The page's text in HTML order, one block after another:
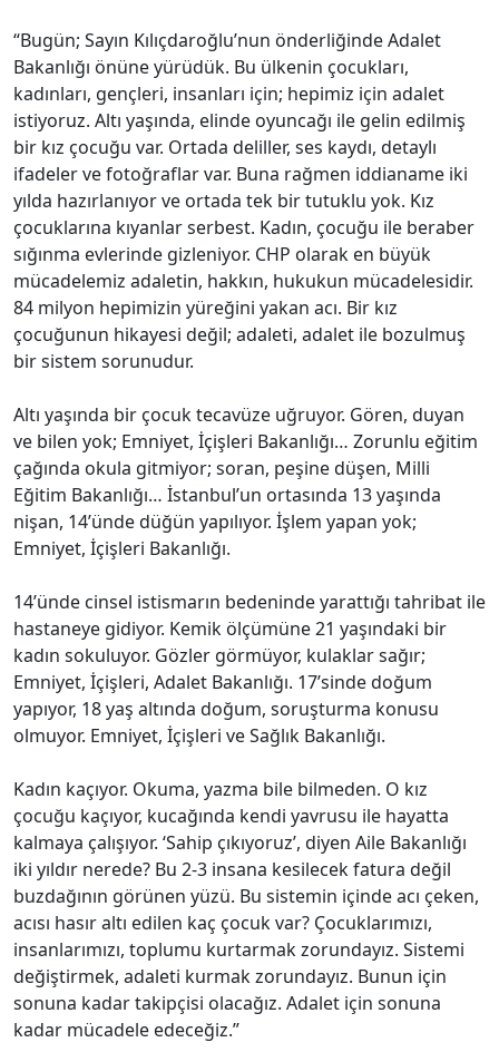
“Bugün; Sayın Kılıçdaroğlu’nun önderliğinde Adalet
Bakanlığı önüne yürüdük. Bu ülkenin çocukları,
kadınları, gençleri, insanları için; hepimiz için adalet
istiyoruz. Altı yaşında, elinde oyuncağı ile gelin edilmiş
bir kız çocuğu var. Ortada deliller, ses kaydı, detaylı
ifadeler ve fotoğraflar var. Buna rağmen iddianame iki
yılda hazırlanıyor ve ortada tek bir tutuklu yok. Kız
çocuklarına kıyanlar serbest. Kadın, çocuğu ile beraber
sığınma evlerinde gizleniyor. CHP olarak en büyük
mücadelemiz adaletin, hakkın, hukukun mücadelesidir.
84 milyon hepimizin yüreğini yakan acı. Bir kız
çocuğunun hikayesi değil; adaleti, adalet ile bozulmuş
bir sistem sorunudur.
Altı yaşında bir çocuk tecavüze uğruyor. Gören, duyan
ve bilen yok; Emniyet, İçişleri Bakanlığı… Zorunlu eğitim
çağında okula gitmiyor; soran, peşine düşen, Milli
Eğitim Bakanlığı… İstanbul’un ortasında 13 yaşında
nişan, 14’ünde düğün yapılıyor. İşlem yapan yok;
Emniyet, İçişleri Bakanlığı.
14’ünde cinsel istismarın bedeninde yarattığı tahribat ile
hastaneye gidiyor. Kemik ölçümüne 21 yaşındaki bir
kadın sokuluyor. Gözler görmüyor, kulaklar sağır;
Emniyet, İçişleri, Adalet Bakanlığı. 17’sinde doğum
yapıyor, 18 yaş altında doğum, soruşturma konusu
olmuyor. Emniyet, İçişleri ve Sağlık Bakanlığı.
Kadın kaçıyor. Okuma, yazma bile bilmeden. O kız
çocuğu kaçıyor, kucağında kendi yavrusu ile hayatta
kalmaya çalışıyor. ‘Sahip çıkıyoruz’, diyen Aile Bakanlığı
iki yıldır nerede? Bu 2-3 insana kesilecek fatura değil
buzdağının görünen yüzü. Bu sistemin içinde acı çeken,
acısı hasır altı edilen kaç çocuk var? Çocuklarımızı,
insanlarımızı, toplumu kurtarmak zorundayız. Sistemi
değiştirmek, adaleti kurmak zorundayız. Bunun için
sonuna kadar takipçisi olacağız. Adalet için sonuna
kadar mücadele edeceğiz.”